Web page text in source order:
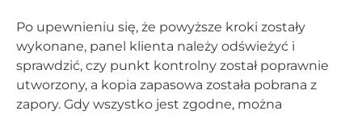
Po upewnieniu się, że powyższe kroki zostały
wykonane, panel klienta należy odświeżyć i
sprawdzić, czy punkt kontrolny został poprawnie
utworzony, a kopia zapasowa została pobrana z
zapory. Gdy wszystko jest zgodne, można